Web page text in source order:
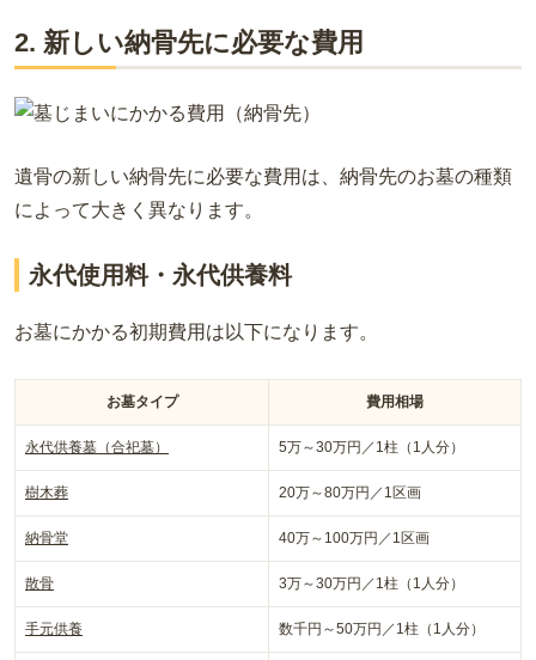
2. 新しい納骨先に必要な費用
遺骨の新しい納骨先に必要な費用は、納骨先のお墓の種類
によって大きく異なります。
永代使用料・永代供養料
お墓にかかる初期費用は以下になります。
お墓タイプ 費用相場
永代供養墓（合祀墓） 5万～30万円／1柱（1人分）
樹木葬 20万～80万円／1区画
納骨堂 40万～100万円／1区画
散骨 3万～30万円／1柱（1人分）
手元供養 数千円～50万円／1柱（1人分）